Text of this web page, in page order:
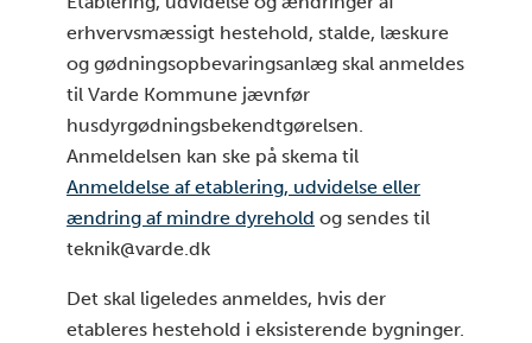
erhvervsmæssigt hestehold, stalde, læskure
og gødningsopbevaringsanlæg skal anmeldes
til Varde Kommune jævnfør
husdyrgødningsbekendtgørelsen.
Anmeldelsen kan ske på skema til
Anmeldelse af etablering, udvidelse eller
ændring af mindre dyrehold og sendes til
teknik@varde.dk
Det skal ligeledes anmeldes, hvis der
etableres hestehold i eksisterende bygninger.